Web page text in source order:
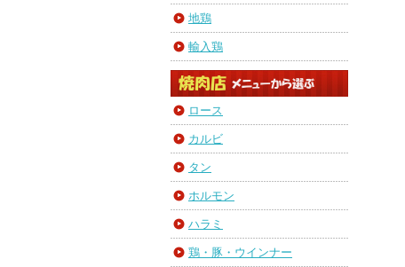
地鶏
輸入鶏
ロース
カルビ
タン
ホルモン
ハラミ
鶏・豚・ウインナー